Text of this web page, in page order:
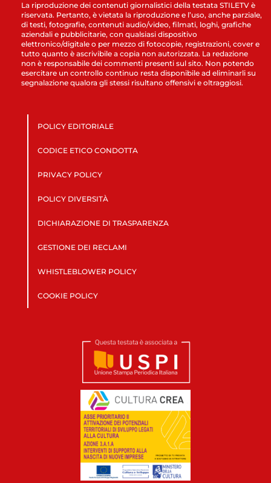
La riproduzione dei contenuti giornalistici della testata STILETV è
riservata. Pertanto, è vietata la riproduzione e l’uso, anche parziale,
di testi, fotografie, contenuti audio/video, filmati, loghi, grafiche
aziendali e pubblicitarie, con qualsiasi dispositivo
elettronico/digitale o per mezzo di fotocopie, registrazioni, cover e
tutto quanto è ascrivibile a copia non autorizzata. La redazione
non è responsabile dei commenti presenti sul sito. Non potendo
esercitare un controllo continuo resta disponibile ad eliminarli su
segnalazione qualora gli stessi risultano offensivi e oltraggiosi.
POLICY EDITORIALE
CODICE ETICO CONDOTTA
PRIVACY POLICY
POLICY DIVERSITÀ
DICHIARAZIONE DI TRASPARENZA
GESTIONE DEI RECLAMI
WHISTLEBLOWER POLICY
COOKIE POLICY